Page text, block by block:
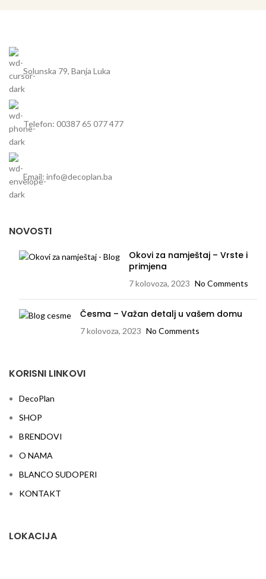
Solunska 79, Banja Luka
Telefon: 00387 65 077 477
Email: info@decoplan.ba
NOVOSTI
Okovi za namještaj – Vrste i
primjena
7 kolovoza, 2023 No Comments
Česma – Važan detalj u vašem domu
7 kolovoza, 2023 No Comments
KORISNI LINKOVI
DecoPlan
SHOP
BRENDOVI
O NAMA
BLANCO SUDOPERI
KONTAKT
LOKACIJA